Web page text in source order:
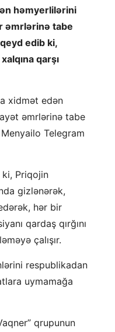
həmyerlilərini
əmrlərinə tabe
edib ki,
qarşı
xidmət edən
əmrlərinə tabe
Menyailo Telegram
ki, Priqojin
gizlənərək,
hər bir
qardaş qırğını
çalışır.
respublikadan
uymamağa
qrupunun